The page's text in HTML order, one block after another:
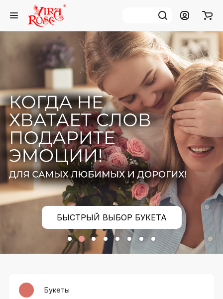
КОГДА НЕ ХВАТАЕТ СЛОВ
ПОДАРИТЕ ЭМОЦИИ
ДЛЯ САМЫХ ЛЮБИМЫХ И ДОРОГИХ
ВЫБРАТЬ БУКЕТ ХИТЫ ПРОДАЖ
БЫСТРЫЙ ВЫБОР БУКЕТА
Букеты